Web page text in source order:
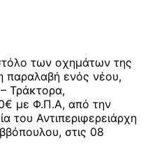
των οχημάτων της
παραλαβή ενός νέου,
Τράκτορα,
με Φ.Π.Α, από την
του Αντιπεριφερειάρχη
στις 08